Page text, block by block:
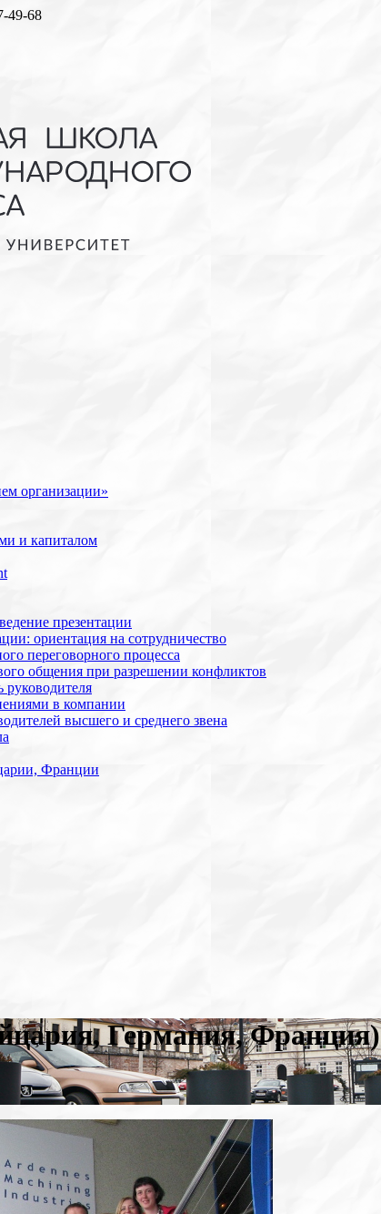
49-68
организации»
и капиталом
презентации
ориентация на сотрудничество
переговорного процесса
общения при разрешении конфликтов
в компании
высшего и среднего звена
Франции
Германия, Франция)